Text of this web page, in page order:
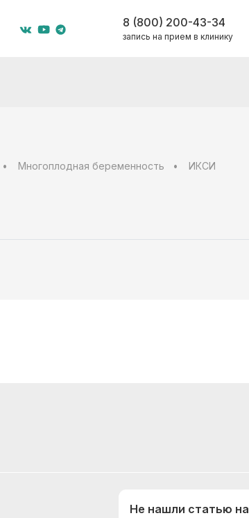
8 (800) 200-43-34
запись на прием в клинику
Многоплодная беременность ИКСИ
Не нашли статью на